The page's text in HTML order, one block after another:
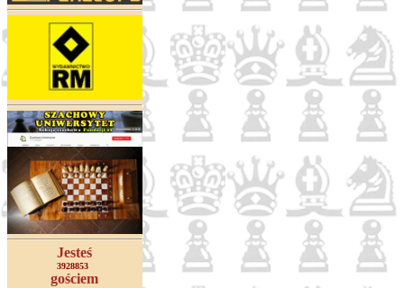
Jesteś
3928853
gościem